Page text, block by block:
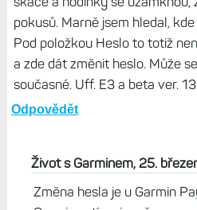
pokusů. Marně jsem hledal,
Pod položkou Heslo to totiž
a zde dát změnit heslo. Může
současné. Uff. E3 a beta ver.
Odpovědět
Život s Garminem, 25.
Změna hesla je u Garmin